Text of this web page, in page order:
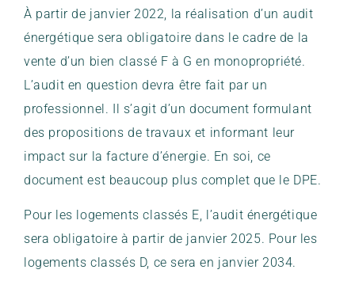
À partir de janvier 2022, la réalisation d’un audit
énergétique sera obligatoire dans le cadre de la
vente d’un bien classé F à G en monopropriété.
L’audit en question devra être fait par un
professionnel. Il s’agit d’un document formulant
des propositions de travaux et informant leur
impact sur la facture d’énergie. En soi, ce
document est beaucoup plus complet que le DPE.
Pour les logements classés E, l’audit énergétique
sera obligatoire à partir de janvier 2025. Pour les
logements classés D, ce sera en janvier 2034.